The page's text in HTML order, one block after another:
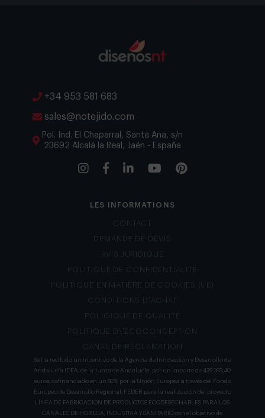
+34 953 581 683
sales@notejido.com
Pol. Ind. El Chaparral, Santa Ana, s/n
23692 Alcalá la Real, Jaén - España
LES INFORMATIONS
CONTACT
DEMANDE DE DEVIS
AVIS JURIDIQUE
POLITIQUE DE CONFIDENTIALITÉ
POLITIQUE EN MATIÈRE DE COOKIES (UE)
CONDITIONS D’ACHAT
POLIGIQUE DE QUALITÉ
POLITIQUE D\’ÉCOCONCEPTION
CANAL DE RÉCLAMATION
Se ha recibido un incentivo de la Agencia de Innovación y Desarrollo de
Andalucía IDEA, de la Junta de Andalucía, por un importe de 429.393,40
euros, cofinanciado en un 80% por la Unión Europea a través del Fondo
Europeo de Desarrollo Regional, FEDER para la realización del proyecto
LÍNEA DE FABRICACION DE PRODUCTOS ECODESECHABLES PARA LOS
CANALES DE HORECA, INDUSTRIA Y SANITARIO con el objetivo de